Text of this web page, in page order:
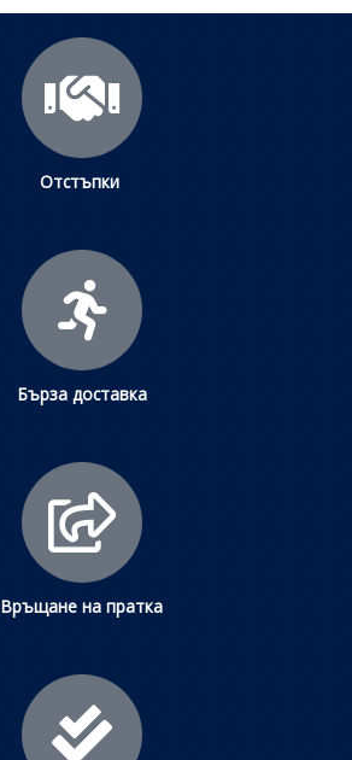
Отстъпки
Бърза доставка
Връщане на пратка